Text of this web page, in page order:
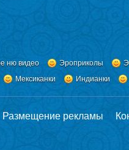
ню видео Эроприколы
Мексиканки Индианки
Размещение рекламы